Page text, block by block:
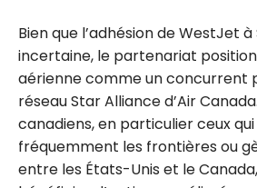
Bien que l’adhésion de WestJet
incertaine, le partenariat
aérienne comme un concurrent
réseau Star Alliance d’Air
canadiens, en particulier ceux
fréquemment les frontières ou
entre les États-Unis et le